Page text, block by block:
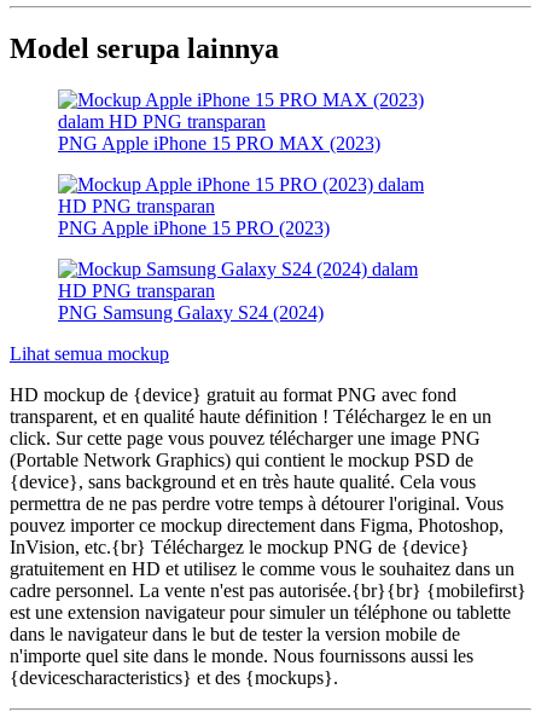
Model serupa lainnya
PNG Apple iPhone 15 PRO MAX (2023)
PNG Apple iPhone 15 PRO (2023)
PNG Samsung Galaxy S24 (2024)
Lihat semua mockup
HD mockup de {device} gratuit au format PNG avec fond
transparent, et en qualité haute définition ! Téléchargez le en un
click. Sur cette page vous pouvez télécharger une image PNG
(Portable Network Graphics) qui contient le mockup PSD de
{device}, sans background et en très haute qualité. Cela vous
permettra de ne pas perdre votre temps à détourer l'original. Vous
pouvez importer ce mockup directement dans Figma, Photoshop,
InVision, etc.{br} Téléchargez le mockup PNG de {device}
gratuitement en HD et utilisez le comme vous le souhaitez dans un
cadre personnel. La vente n'est pas autorisée.{br}{br} {mobilefirst}
est une extension navigateur pour simuler un téléphone ou tablette
dans le navigateur dans le but de tester la version mobile de
n'importe quel site dans le monde. Nous fournissons aussi les
{devicescharacteristics} et des {mockups}.